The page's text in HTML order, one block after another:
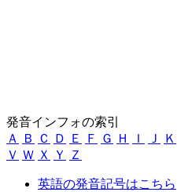
発音インフォの索引
Ａ
Ｂ Ｃ Ｄ Ｅ Ｆ Ｇ Ｈ Ｉ Ｊ Ｋ
Ｖ Ｗ Ｘ Ｙ Ｚ
英語の発音記号はこちら